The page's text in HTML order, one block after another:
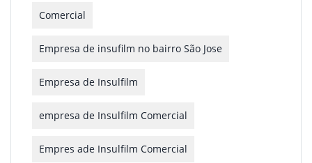
Comercial
Empresa de insufilm no bairro São Jose
Empresa de Insulfilm
empresa de Insulfilm Comercial
Empres ade Insulfilm Comercial